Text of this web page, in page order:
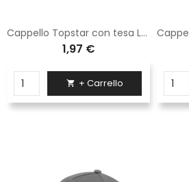
Cappello Topstar con tesa Logica beige 100% cotone
1,97 €
 + Carrello